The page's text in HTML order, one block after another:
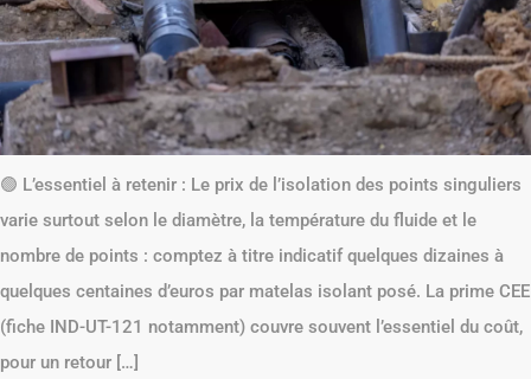
🟢 L’essentiel à retenir : Le prix de l’isolation des points singuliers
varie surtout selon le diamètre, la température du fluide et le
nombre de points : comptez à titre indicatif quelques dizaines à
quelques centaines d’euros par matelas isolant posé. La prime CEE
(fiche IND-UT-121 notamment) couvre souvent l’essentiel du coût,
pour un retour […]